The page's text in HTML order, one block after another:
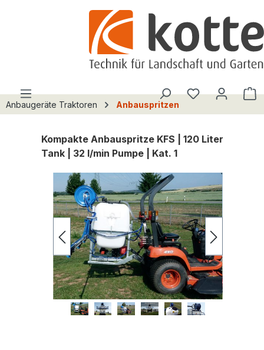
Du hast 0
Anbaugeräte Traktoren Anbauspritzen
Kompakte Anbauspritze KFS | 120 Liter
Tank | 32 l/min Pumpe | Kat. 1
Bildergalerie überspringen